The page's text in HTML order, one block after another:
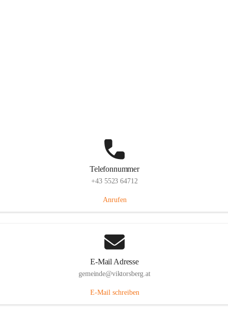
Telefonnummer
+43 5523 64712
Anrufen
E-Mail Adresse
gemeinde@viktorsberg.at
E-Mail schreiben